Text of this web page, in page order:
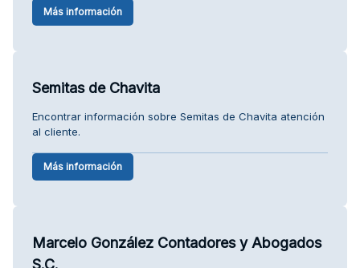
Más información
Semitas de Chavita
Encontrar información sobre Semitas de Chavita atención
al cliente.
Más información
Marcelo González Contadores y Abogados
S.C.